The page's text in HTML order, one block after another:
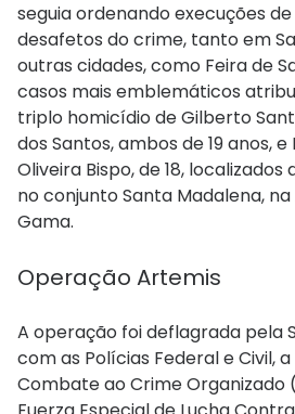
seguia ordenando execuções
desafetos do crime, tanto em
outras cidades, como Feira de
casos mais emblemáticos
triplo homicídio de Gilberto
dos Santos, ambos de 19 anos, e
Oliveira Bispo, de 18,
no conjunto Santa Madalena,
Gama.
Operação Artemis
A operação foi deflagrada pela
com as Polícias Federal e Civil,
Combate ao Crime Organizado